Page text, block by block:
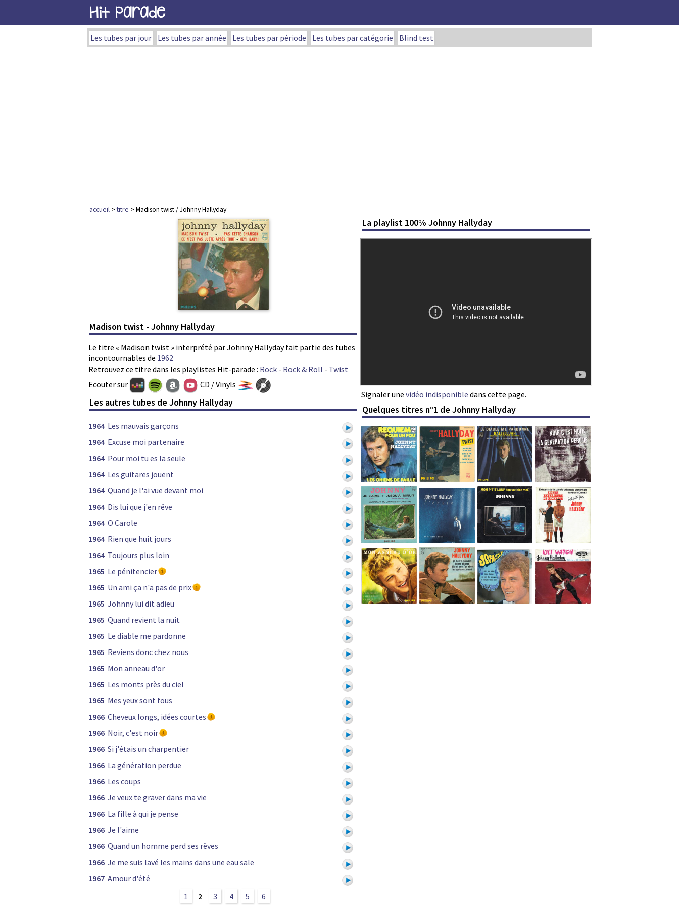
Hit Parade
Les tubes par jour Les tubes par année Les tubes par période Les tubes par catégorie Blind test
accueil >titre > Madison twist / Johnny Hallyday
Madison twist - Johnny Hallyday
Le titre « Madison twist » interprété par Johnny Hallyday fait partie des tubes
incontournables de 1962
Retrouvez ce titre dans les playlistes Hit-parade : Rock - Rock & Roll - Twist
La playlist 100% Johnny Hallyday
Signaler une vidéo indisponible dans cette page.
Ecouter sur CD / Vinyls
Les autres tubes de Johnny Hallyday
1964 Les mauvais garçons
1964 Excuse moi partenaire
1964 Pour moi tu es la seule
1964 Les guitares jouent
1964 Quand je l'ai vue devant moi
1964 Dis lui que j'en rêve
1964 O Carole
1964 Rien que huit jours
1964 Toujours plus loin
1965 Le pénitencier
1965 Un ami ça n'a pas de prix
1965 Johnny lui dit adieu
1965 Quand revient la nuit
1965 Le diable me pardonne
1965 Reviens donc chez nous
1965 Mon anneau d'or
1965 Les monts près du ciel
1965 Mes yeux sont fous
1966 Cheveux longs, idées courtes
1966 Noir, c'est noir
1966 Si j'étais un charpentier
1966 La génération perdue
1966 Les coups
1966 Je veux te graver dans ma vie
1966 La fille à qui je pense
1966 Je l'aime
1966 Quand un homme perd ses rêves
1966 Je me suis lavé les mains dans une eau sale
1967 Amour d'été
1
2 3 4 5 6
Quelques titres n°1 de Johnny Hallyday